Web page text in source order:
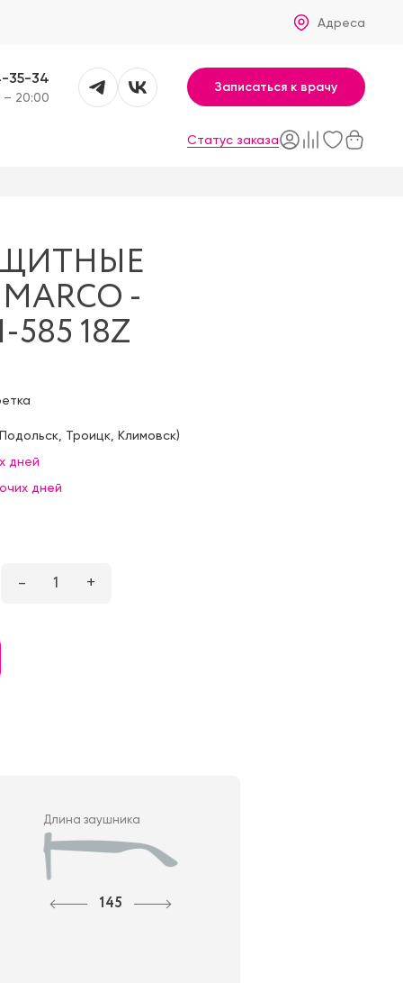
Адреса
35-34
20:00
Записаться к врачу
Статус заказа
-
585 18Z
Подольск, Троицк, Климовск)
дней
дней
– 1 +
Длина заушника
145